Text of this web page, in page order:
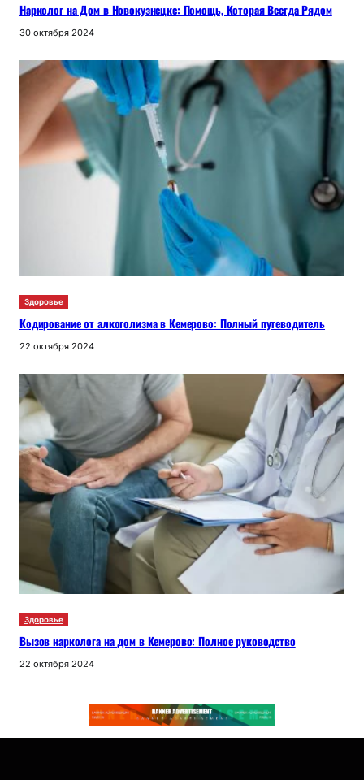
Нарколог на Дом в Новокузнецке: Помощь, Которая Всегда Рядом
30 октября 2024
Здоровье
Кодирование от алкоголизма в Кемерово: Полный путеводитель
22 октября 2024
Здоровье
Вызов нарколога на дом в Кемерово: Полное руководство
22 октября 2024